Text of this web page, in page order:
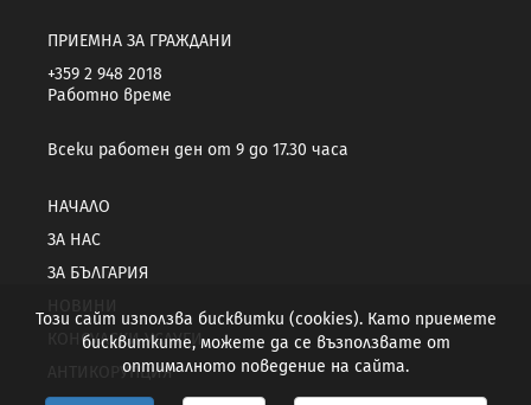
ПРИЕМНА ЗА ГРАЖДАНИ
+359 2 948 2018
Работно време
Всеки работен ден от 9 до 17.30 часа
НАЧАЛО
ЗА НАС
ЗА БЪЛГАРИЯ
КОНСУЛСКИ УСЛУГИ
АНТИКОРУПЦИЯ
Този сайт използва бисквитки (cookies). Като приемете
бисквитките, можете да се възползвате от
оптималното поведение на сайта.